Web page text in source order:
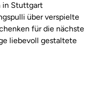
in Stuttgart
über verspielte
für die nächste
liebevoll gestaltete